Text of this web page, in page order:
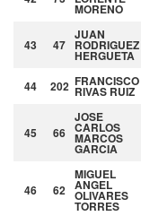
MORENO
43 47
JUAN
RODRIGUEZ
HERGUETA
44 202 FRANCISCO
RIVAS RUIZ
45 66
JOSE
CARLOS
MARCOS
GARCIA
46 62
MIGUEL
ANGEL
OLIVARES
TORRES